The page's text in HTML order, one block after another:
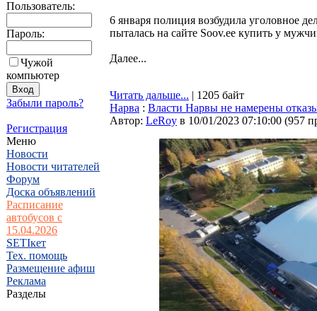
Пользователь:
Пароль:
Чужой
компьютер
Забыли пароль?
Регистрация
Меню
Новости
Новости читателей
Форум
Доска объявлений
Расписание
автобусов с
15.04.2026
SETIкет
Тех. помощь
Размещение афиш
Реклама
Разделы
6 января полиция возбудила уголовное
пыталась на сайте Soov.ee купить у
Далее...
Читать дальше... | 1205 байт
Нарва : Власти Нарвы не намерены
Автор: LeRoy в 10/01/2023 07:10:00 (957